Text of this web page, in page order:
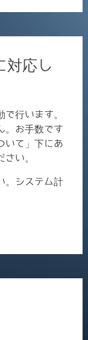
対応し
行います。
。お手数です
いて」下にあ
い。
。システム計